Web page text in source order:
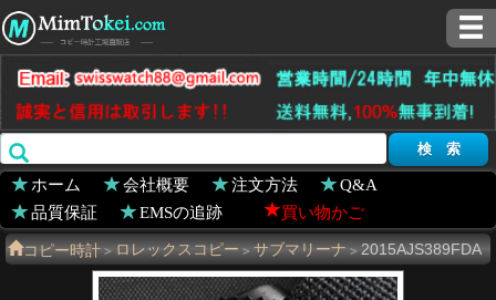
ホーム 会社概要 注文方法
Q&A
品質保証
EMSの追跡 買い物かご
コピー時計 > ロレックスコピー > サブマリーナ > 2015AJS389FDA